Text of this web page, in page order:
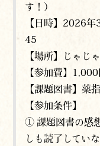
す！）
【日時】2026
45
【場所】じゃじ
【参加費】
【課題図書】薬
【参加条件】
① 課題図書の感
しも読了してい